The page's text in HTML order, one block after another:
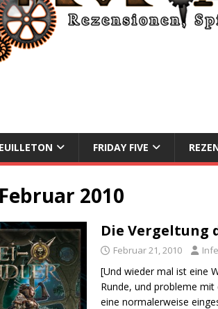
FRIDAY FIVE
Februar 2010
Die Vergeltung
Februar 21, 2010
[Und wieder mal ist eine
Runde, und probleme
eine normalerweise